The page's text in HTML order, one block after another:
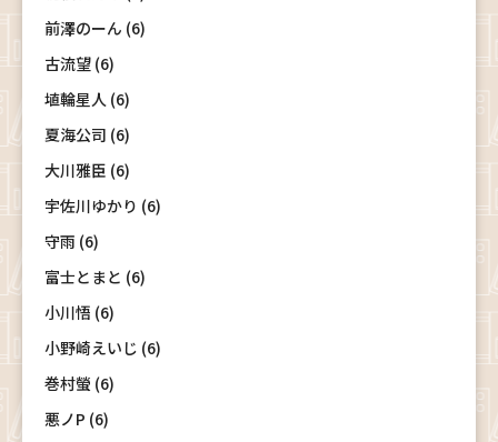
前澤のーん (6)
古流望 (6)
埴輪星人 (6)
夏海公司 (6)
大川雅臣 (6)
宇佐川ゆかり (6)
守雨 (6)
富士とまと (6)
小川悟 (6)
小野崎えいじ (6)
巻村螢 (6)
悪ノP (6)